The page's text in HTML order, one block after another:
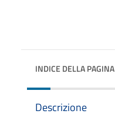
INDICE DELLA PAGINA
Descrizione